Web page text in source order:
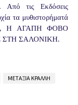
Από τις Εκδόσεις
τα μυθιστορήματά
Η ΑΓΑΠΗ ΦΟΒΟ
ΣΤΗ ΣΑΛΟΝΙΚΗ.
ΜΕΤΑΞΙΑ ΚΡΑΛΛΗ